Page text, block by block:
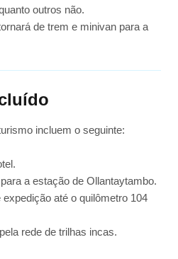
outros não.
de trem e minivan para a
incluem o seguinte:
a estação de Ollantaytambo.
até o quilômetro 104
rede de trilhas incas.